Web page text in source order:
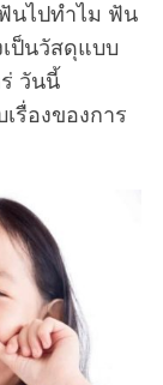
นไปทำไม ฟัน
ป็นวัสดุแบบ
วันนี้
รื่องของการ